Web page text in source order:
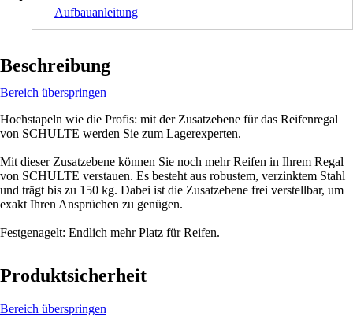
Aufbauanleitung
Beschreibung
Bereich überspringen
Hochstapeln wie die Profis: mit der Zusatzebene für das Reifenregal
von SCHULTE werden Sie zum Lagerexperten.
Mit dieser Zusatzebene können Sie noch mehr Reifen in Ihrem Regal
von SCHULTE verstauen. Es besteht aus robustem, verzinktem Stahl
und trägt bis zu 150 kg. Dabei ist die Zusatzebene frei verstellbar, um
exakt Ihren Ansprüchen zu genügen.
Festgenagelt: Endlich mehr Platz für Reifen.
Produktsicherheit
Bereich überspringen